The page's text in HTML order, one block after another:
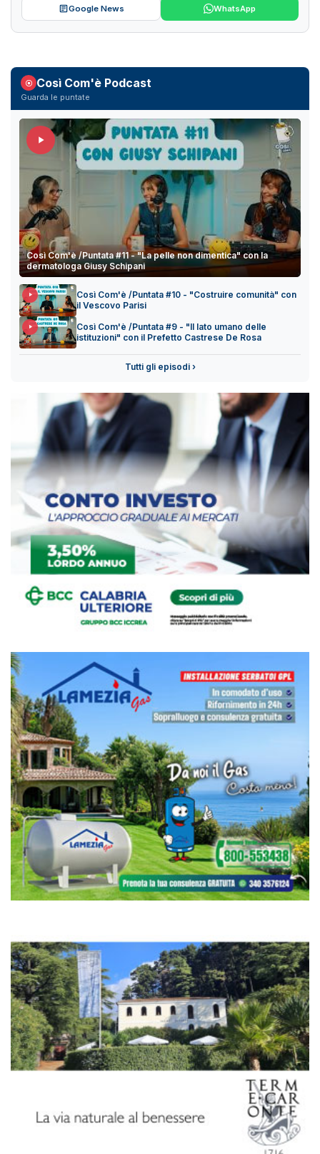
Google News WhatsApp
Così Com'è Podcast
Guarda le puntate
Così Com'è /Puntata #11 - "La pelle non dimentica" con la
dermatologa Giusy Schipani
Così Com'è /Puntata #10 - "Costruire comunità" con
il Vescovo Parisi
Così Com'è /Puntata #9 - "Il lato umano delle
istituzioni" con il Prefetto Castrese De Rosa
Tutti gli episodi ›